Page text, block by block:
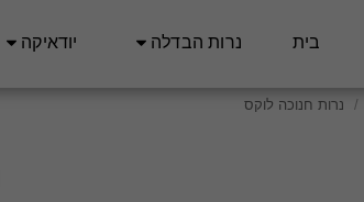
בית נרות הבדלה יודאיקה
נרות חנוכה לוקס